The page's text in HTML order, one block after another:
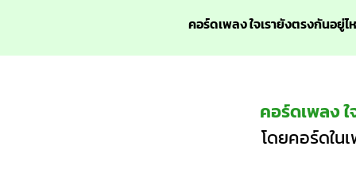
คอร์ดเพลง ใจเรายังตรงกันอยู่ไ
คอร์ดเพลง
โดยคอร์ดใ